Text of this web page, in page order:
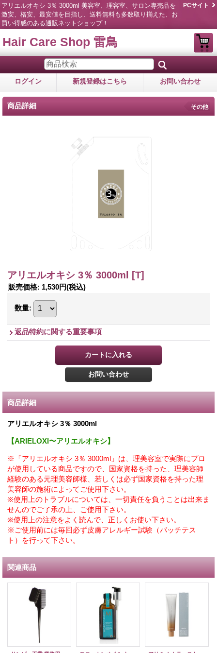
アリエルオキシ 3％ 3000ml 美容室、理容室、サロン専売品を
激安、格安、最安値を目指し、送料無料も多数取り揃えた、お
買い得感のある通販ネットショップ！
PCサイト
Hair Care Shop 雷鳥
ログイン 新規登録はこちら お問い合わせ
商品詳細 その他
アリエルオキシ 3％ 3000ml [T]
販売価格: 1,530円(税込)
数量:
返品特約に関する重要事項
商品詳細
アリエルオキシ 3％ 3000ml
【ARIELOXI〜アリエルオキシ】
※「アリエルオキシ 3％ 3000ml」は、理美容室で実際にプロ
が使用している商品ですので、国家資格を持った、理美容師
経験のある元理美容師様、若しくは必ず国家資格を持った理
美容師の施術によってご使用下さい。
※使用上のトラブルについては、一切責任を負うことは出来ま
せんのでご了承の上、ご使用下さい。
※使用上の注意をよく読んで、正しくお使い下さい。
※ご使用前には毎回必ず皮膚アレルギー試験（パッチテス
ト）を行って下さい。
関連商品